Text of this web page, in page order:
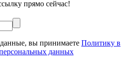
прямо сейчас!
вы принимаете Политику в
данных